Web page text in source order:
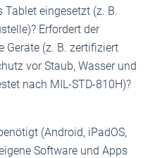
eingesetzt (z. B.
Erfordert der
Geräte (z. B. zertifiziert
vor Staub, Wasser und
nach MIL-STD-810H)?
(Android, iPadOS,
Software und Apps